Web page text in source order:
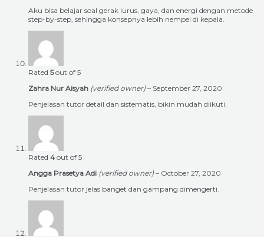
Aku bisa belajar soal gerak lurus, gaya, dan energi dengan metode
step-by-step, sehingga konsepnya lebih nempel di kepala.
Rated 5out of 5
Zahra Nur Aisyah (verified owner) – September 27, 2020
Penjelasan tutor detail dan sistematis, bikin mudah diikuti.
Rated 4 out of 5
Angga Prasetya Adi (verified owner) – October 27, 2020
Penjelasan tutor jelas banget dan gampang dimengerti.